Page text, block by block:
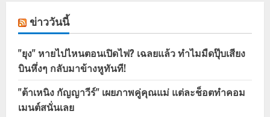
ข่าววันนี้
"ยุง" หายไปไหนตอนเปิดไฟ? เฉลยแล้ว ทำไมมืดปุ๊บเสียง
บินหึ่งๆ กลับมาข้างหูทันที!
"ต้าเหนิง กัญญาวีร์" เผยภาพคู่คุณแม่ แต่ละช็อตทำคอม
เมนต์สนั่นเลย